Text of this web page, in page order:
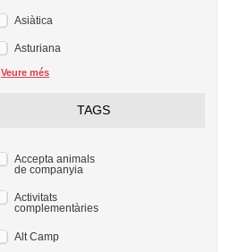
Asiàtica
Asturiana
Veure més
TAGS
Accepta animals
de companyia
Activitats
complementàries
Alt Camp